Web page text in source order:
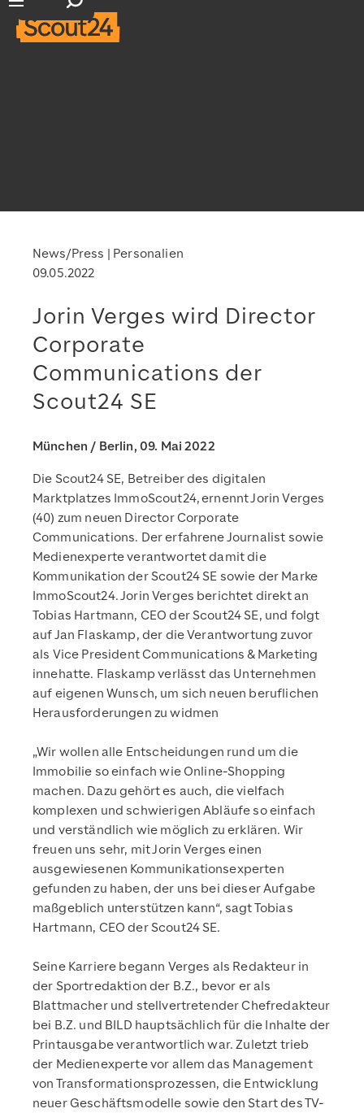
Hauptnavigation öffnen
Suchfeld öffnen
News/Press
Personalien
09.05.2022
Jorin Verges wird Director
Corporate
Communications der
Scout24 SE
München / Berlin, 09. Mai 2022
Die Scout24 SE, Betreiber des digitalen
Marktplatzes ImmoScout24, ernennt Jorin Verges
(40) zum neuen Director Corporate
Communications. Der erfahrene Journalist sowie
Medienexperte verantwortet damit die
Kommunikation der Scout24 SE sowie der Marke
ImmoScout24. Jorin Verges berichtet direkt an
Tobias Hartmann, CEO der Scout24 SE, und folgt
auf Jan Flaskamp, der die Verantwortung zuvor
als Vice President Communications & Marketing
innehatte. Flaskamp verlässt das Unternehmen
auf eigenen Wunsch, um sich neuen beruflichen
Herausforderungen zu widmen
„Wir wollen alle Entscheidungen rund um die
Immobilie so einfach wie Online-Shopping
machen. Dazu gehört es auch, die vielfach
komplexen und schwierigen Abläufe so einfach
und verständlich wie möglich zu erklären. Wir
freuen uns sehr, mit Jorin Verges einen
ausgewiesenen Kommunikationsexperten
gefunden zu haben, der uns bei dieser Aufgabe
maßgeblich unterstützen kann“, sagt Tobias
Hartmann, CEO der Scout24 SE.
Seine Karriere begann Verges als Redakteur in
der Sportredaktion der B.Z., bevor er als
Blattmacher und stellvertretender Chefredakteur
bei B.Z. und BILD hauptsächlich für die Inhalte der
Printausgabe verantwortlich war. Zuletzt trieb
der Medienexperte vor allem das Management
von Transformationsprozessen, die Entwicklung
neuer Geschäftsmodelle sowie den Start des TV-